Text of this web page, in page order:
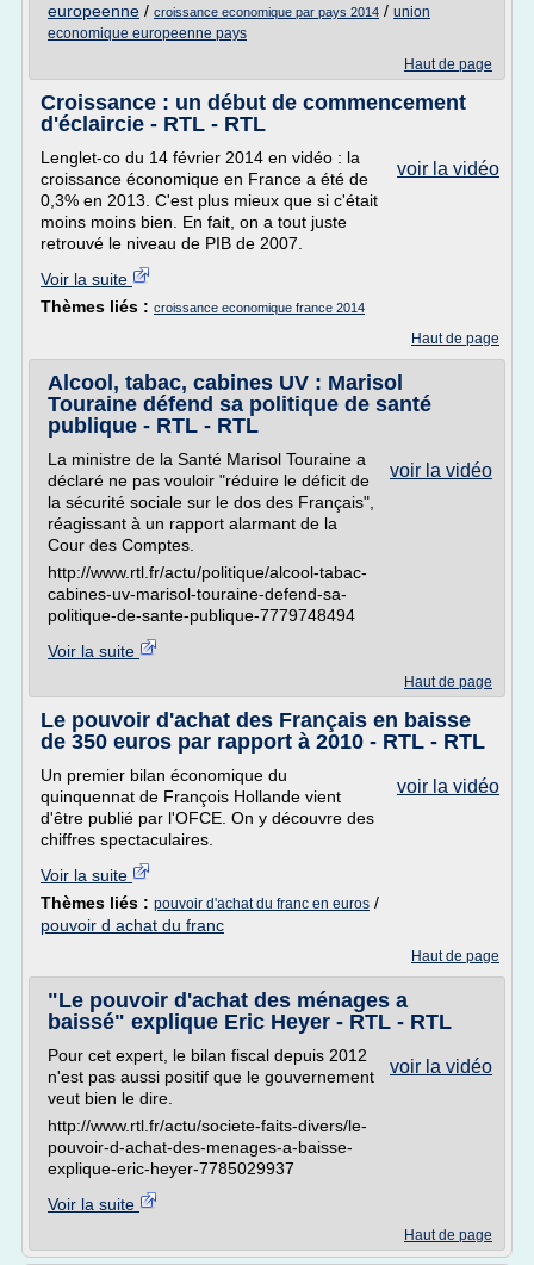
europeenne / croissance economique par pays 2014 / union
economique europeenne pays
Haut de page
Croissance : un début de commencement
d'éclaircie - RTL - RTL
voir la vidéo
Lenglet-co du 14 février 2014 en vidéo : la
croissance économique en France a été de
0,3% en 2013. C'est plus mieux que si c'était
moins moins bien. En fait, on a tout juste
retrouvé le niveau de PIB de 2007.
Voir la suite
Thèmes liés : croissance economique france 2014
Haut de page
Alcool, tabac, cabines UV : Marisol
Touraine défend sa politique de santé
publique - RTL - RTL
voir la vidéo
La ministre de la Santé Marisol Touraine a
déclaré ne pas vouloir "réduire le déficit de
la sécurité sociale sur le dos des Français",
réagissant à un rapport alarmant de la
Cour des Comptes.
http://www.rtl.fr/actu/politique/alcool-tabac-
cabines-uv-marisol-touraine-defend-sa-
politique-de-sante-publique-7779748494
Voir la suite
Haut de page
Le pouvoir d'achat des Français en baisse
de 350 euros par rapport à 2010 - RTL - RTL
voir la vidéo
Un premier bilan économique du
quinquennat de François Hollande vient
d'être publié par l'OFCE. On y découvre des
chiffres spectaculaires.
Voir la suite
Thèmes liés : pouvoir d'achat du franc en euros /
pouvoir d achat du franc
Haut de page
"Le pouvoir d'achat des ménages a
baissé" explique Eric Heyer - RTL - RTL
voir la vidéo
Pour cet expert, le bilan fiscal depuis 2012
n'est pas aussi positif que le gouvernement
veut bien le dire.
http://www.rtl.fr/actu/societe-faits-divers/le-
pouvoir-d-achat-des-menages-a-baisse-
explique-eric-heyer-7785029937
Voir la suite
Haut de page